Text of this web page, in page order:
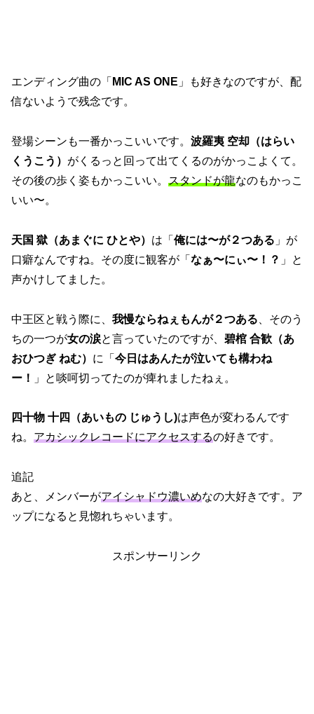
エンディング曲の「 MIC AS ONE 」も好きなのですが、配
信ないようで残念です。
登場シーンも一番かっこいいです。 波羅夷 空却（はらい
くうこう） がくるっと回って出てくるのがかっこよくて。
その後の歩く姿もかっこいい。 スタンドが龍なのもかっこ
いい〜。
天国 獄（あまぐに ひとや） は「 俺には〜が２つある 」が
口癖なんですね。その度に観客が「 なぁ〜にぃ〜！？ 」と
声かけしてました。
中王区と戦う際に、 我慢ならねぇもんが２つある 、そのう
ちの一つが女の涙と言っていたのですが、 碧棺 合歓（あ
おひつぎ ねむ） に「 今日はあんたが泣いても構わね
ー！
」と啖呵切ってたのが痺れましたねぇ。
四十物 十四（あいもの じゅうし)は声色が変わるんです
ね。 アカシックレコードにアクセスするの好きです。
追記
あと、メンバーがアイシャドウ濃いめなの大好きです。ア
ップになると見惚れちゃいます。
スポンサーリンク